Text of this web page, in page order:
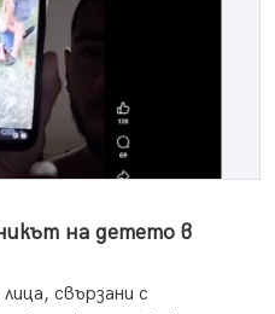
на детето в
свързани с